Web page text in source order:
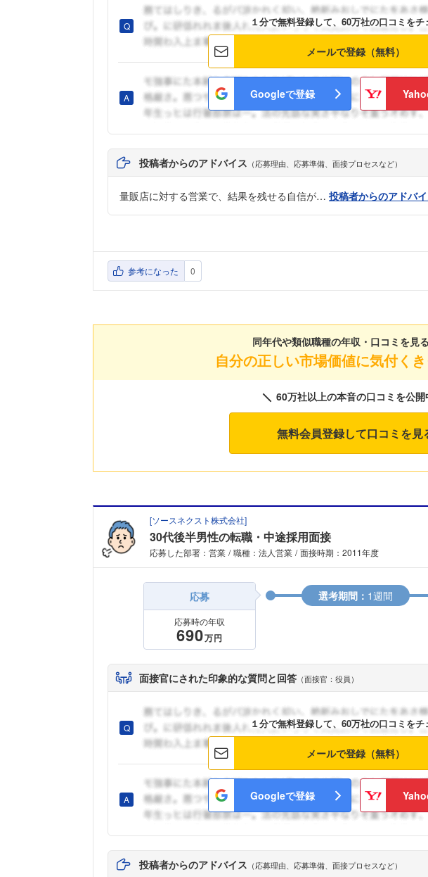
１分で無料登録して、60万社の口コミをチ
メールで登録（無料）
Googleで登録
投稿者からのアドバイス （応募理由、応募準備、面接プロセスなど）
量販店に対する営業で、結果を残せる自信が… 投稿者からのアドバ
参考になった 0
同年代や類似職種の年収・口コミを見
自分の正しい市場価値に気付くき
60万社以上の本音の口コミを公開
無料会員登録して口コミを見
[ソースネクスト株式会社]
30代後半男性の転職・中途採用面接
応募した部署：営業 職種：法人営業 面接時期：2011年度
選考期間： 1週間
応募
応募時の年収
690万円
面接官にされた印象的な質問と回答 （面接官：役員）
１分で無料登録して、60万社の口コミをチ
メールで登録（無料）
Googleで登録
投稿者からのアドバイス （応募理由、応募準備、面接プロセスなど）